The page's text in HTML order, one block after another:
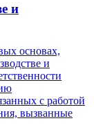
и
основах,
и
с работой
вызванные